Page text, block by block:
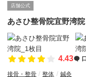
店舗公式
あさひ整骨院宜野湾院
4.43
接骨・整骨 整体 鍼灸